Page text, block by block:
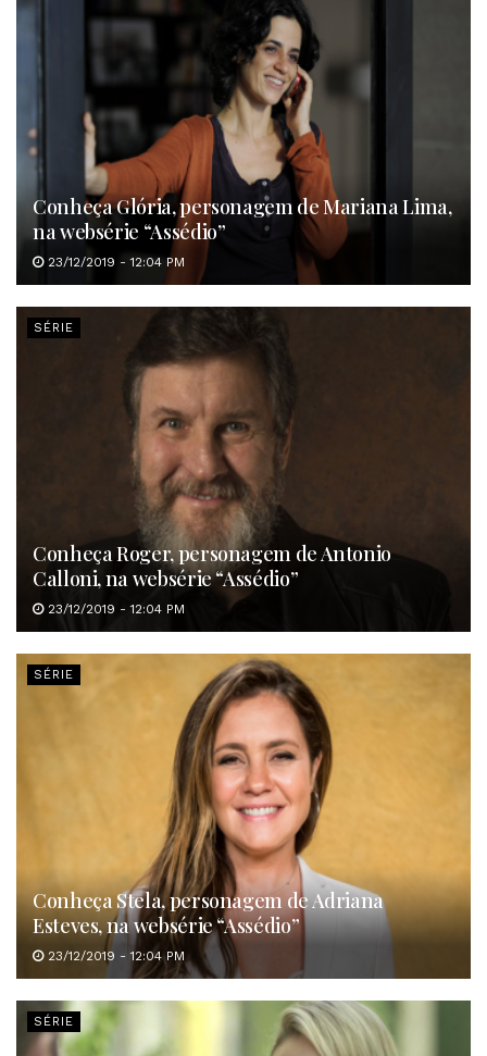
Conheça Glória, personagem de Mariana Lima,
na websérie “Assédio”
23/12/2019 - 12:04 PM
SÉRIE
Conheça Roger, personagem de Antonio
Calloni, na websérie “Assédio”
23/12/2019 - 12:04 PM
SÉRIE
Conheça Stela, personagem de Adriana
Esteves, na websérie “Assédio”
23/12/2019 - 12:04 PM
SÉRIE